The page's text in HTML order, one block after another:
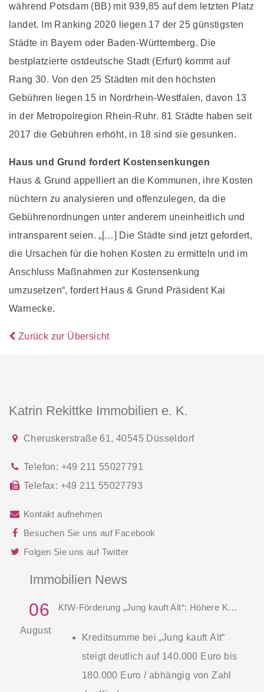
während Potsdam (BB) mit 939,85 auf dem letzten Platz
landet. Im Ranking 2020 liegen 17 der 25 günstigsten
Städte in Bayern oder Baden-Württemberg. Die
bestplatzierte ostdeutsche Stadt (Erfurt) kommt auf
Rang 30. Von den 25 Städten mit den höchsten
Gebühren liegen 15 in Nordrhein-Westfalen, davon 13
in der Metropolregion Rhein-Ruhr. 81 Städte haben seit
2017 die Gebühren erhöht, in 18 sind sie gesunken.
Haus und Grund fordert Kostensenkungen
Haus & Grund appelliert an die Kommunen, ihre Kosten
nüchtern zu analysieren und offenzulegen, da die
Gebührenordnungen unter anderem uneinheitlich und
intransparent seien. „[…] Die Städte sind jetzt gefordert,
die Ursachen für die hohen Kosten zu ermitteln und im
Anschluss Maßnahmen zur Kostensenkung
umzusetzen“, fordert Haus & Grund Präsident Kai
Warnecke.
Zurück zur Übersicht
Katrin Rekittke Immobilien e. K.
Cheruskerstraße 61, 40545 Düsseldorf
Telefon: +49 211 55027791
Telefax: +49 211 55027793
Kontakt aufnehmen
Besuchen Sie uns auf Facebook
Folgen Sie uns auf Twitter
Immobilien News
06
August
KfW-Förderung „Jung kauft Alt“: Höhere Kredite ab August 2026
Kreditsumme bei „Jung kauft Alt“
steigt deutlich auf 140.000 Euro bis
180.000 Euro / abhängig von Zahl